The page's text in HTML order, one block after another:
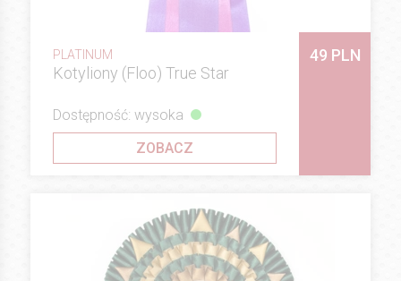
PLATINUM
Kotyliony (Floo) True Star
49 PLN
Dostępność: wysoka
ZOBACZ